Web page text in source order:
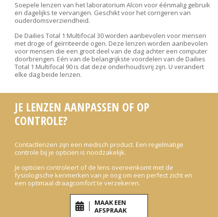
Soepele lenzen van het laboratorium Alcon voor éénmalig gebruik
en dagelijks te vervangen. Geschikt voor het corrigeren van
ouderdomsverziendheid.
De Dailies Total 1 Multifocal 30 worden aanbevolen voor mensen
met droge of geïrriteerde ogen. Deze lenzen worden aanbevolen
voor mensen die een groot deel van de dag achter een computer
doorbrengen. Eén van de belangrijkste voordelen van de Dailies
Total 1 Multifocal 90 is dat deze onderhoudsvrij zijn. U verandert
elke dag beide lenzen.
JE LENZEN AANPASSEN OF OP
CONTROLE?
Contactlenzen zijn een medisch product. Een regelmatige
controle bij je opticien is noodzakelijk.
Je opticien controleert of de lens overeenkomt met de
fysiologische kenmerken van je oog om een perfect zicht en
een optimaal draagcomfort te verzekeren.
MAAK EEN
AFSPRAAK